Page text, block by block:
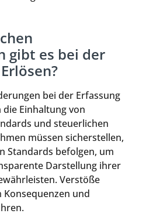
gibt es bei der
bei der Erfassung
Einhaltung von
und steuerlichen
müssen sicherstellen,
Standards befolgen, um
Darstellung ihrer
Verstöße
und